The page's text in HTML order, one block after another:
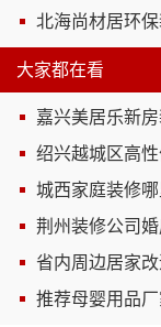
北海尚材居环保
大家都在看
嘉兴美居乐新
绍兴越城区高性价比家
城西家庭装修
荆州装修公司婚房
省内周边居家
推荐母婴用品